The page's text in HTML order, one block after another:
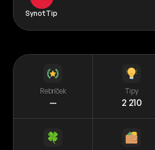
SynotTip
Rebríček
—
Tipy
2 210